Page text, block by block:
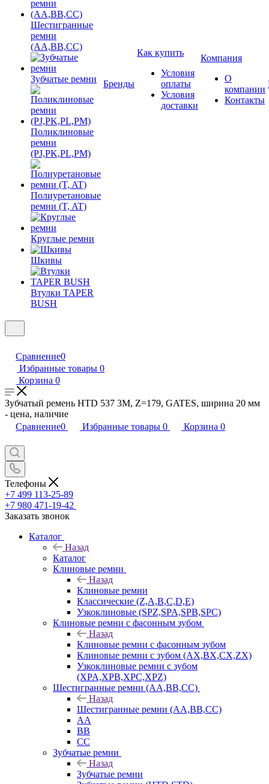
Шестигранные
ремни
(AA,BB,CC)
Зубчатые ремни
Поликлиновые
ремни
(PJ,PK,PL,PM)
Полиуретановые
ремни (T, AT)
Круглые ремни
Шкивы
Втулки TAPER
BUSH
Бренды
Как купить
Условия
оплаты
Условия
доставки
Компания
О
компании
Контакты
Сравнение0
Избранные товары 0
Корзина 0
Зубчатый ремень HTD 537 3M, Z=179, GATES, ширина 20 мм
- цена, наличие
Сравнение0 Избранные товары 0 Корзина 0
Телефоны
+7 499 113-25-89
+7 980 471-19-42
Заказать звонок
Каталог
Назад
Каталог
Клиновые ремни
Назад
Клиновые ремни
Классические (Z,A,B,C,D,E)
Узкоклиновые (SPZ,SPA,SPB,SPC)
Клиновые ремни с фасонным зубом
Назад
Клиновые ремни с фасонным зубом
Клиновые ремни с зубом (AX,BX,CX,ZX)
Узкоклиновые ремни с зубом
(XPA,XPB,XPC,XPZ)
Шестигранные ремни (AA,BB,CC)
Назад
Шестигранные ремни (AA,BB,CC)
AA
BB
CC
Зубчатые ремни
Назад
Зубчатые ремни